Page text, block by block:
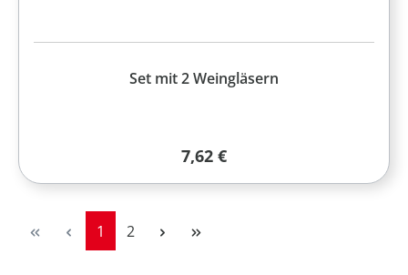
Set mit 2 Weingläsern
Regulärer Preis:
7,62 €
Seite
1 Seite
2